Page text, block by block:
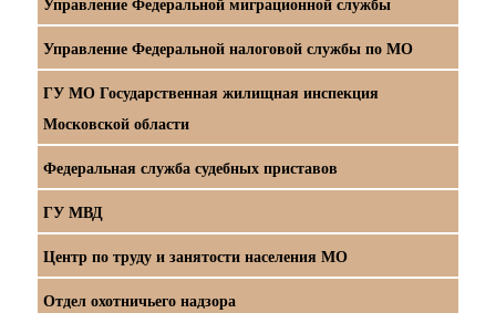
Управление Федеральной налоговой службы по МО
ГУ МО Государственная жилищная инспекция
Московской области
Федеральная служба судебных приставов
ГУ МВД
Центр по труду и занятости населения МО
Отдел охотничьего надзора